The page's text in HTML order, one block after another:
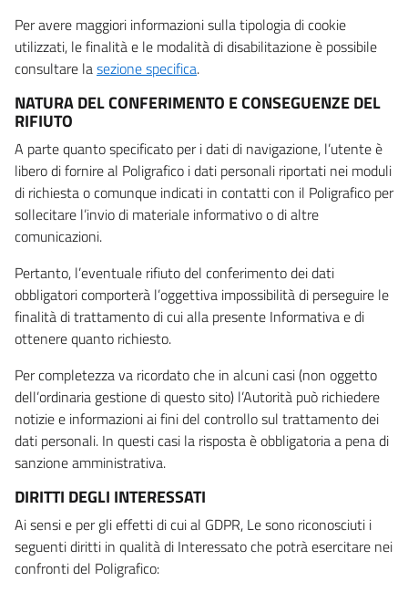
Per avere maggiori informazioni sulla tipologia di cookie
utilizzati, le finalità e le modalità di disabilitazione è possibile
consultare lasezione specifica.
NATURA DEL CONFERIMENTO E CONSEGUENZE DEL
RIFIUTO
A parte quanto specificato per i dati di navigazione, l’utente è
libero di fornire al Poligrafico i dati personali riportati nei moduli
di richiesta o comunque indicati in contatti con il Poligrafico per
sollecitare l’invio di materiale informativo o di altre
comunicazioni.
Pertanto, l’eventuale rifiuto del conferimento dei dati
obbligatori comporterà l’oggettiva impossibilità di perseguire le
finalità di trattamento di cui alla presente Informativa e di
ottenere quanto richiesto.
Per completezza va ricordato che in alcuni casi (non oggetto
dell’ordinaria gestione di questo sito) l’Autorità può richiedere
notizie e informazioni ai fini del controllo sul trattamento dei
dati personali. In questi casi la risposta è obbligatoria a pena di
sanzione amministrativa.
DIRITTI DEGLI INTERESSATI
Ai sensi e per gli effetti di cui al GDPR, Le sono riconosciuti i
seguenti diritti in qualità di Interessato che potrà esercitare nei
confronti del Poligrafico: